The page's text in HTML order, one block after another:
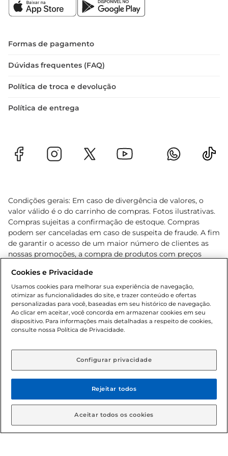
um utensílio de cozinha
Formas de pagamento
Dúvidas frequentes (FAQ)
Política de troca e devolução
Política de entrega
Condições gerais: Em caso de divergência de valores, o
valor válido é o do carrinho de compras. Fotos ilustrativas.
Compras sujeitas a confirmação de estoque. Compras
podem ser canceladas em caso de suspeita de fraude. A fim
de garantir o acesso de um maior número de clientes as
nossas promoções, a compra de produtos com preços
cliente. Os preços, ofertas e condições são exclusivos para
o e-commerce e válidos durante o dia de hoje, podendo
sofrer alterações sem prévia notificação. Proibida a venda
de bebidas alcoólicas para menores de 18 anos, conforme
Lei n.º 8069/90, art. 81, inciso II (Estatuto da Criança e do
Adolescente). Preços e condições exclusivos para o
aviso prévio. O valor mínimo para as compras on-line é de
© 2026 Copyright. Todos os direitos
reservados Gbarbosa.
Cookies e Privacidade
Usamos cookies para melhorar sua experiência de navegação,
otimizar as funcionalidades do site, e trazer conteúdo e ofertas
personalizadas para você, baseadas em seu histórico de navegação.
Ao clicar em aceitar, você concorda em armazenar cookies em seu
dispositivo. Para informações mais detalhadas a respeito de cookies,
consulte nossa Política de Privacidade.
Configurar privacidade
Rejeitar todos
Aceitar todos os cookies